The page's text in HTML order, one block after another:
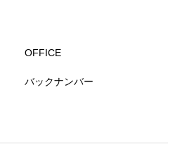
OFFICE
バックナンバー